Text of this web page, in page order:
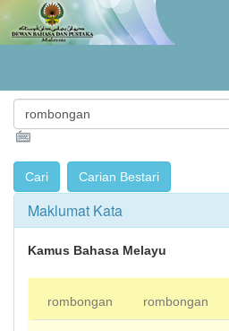
Maklumat Kata
Kamus Bahasa Melayu
rombongan rombongan